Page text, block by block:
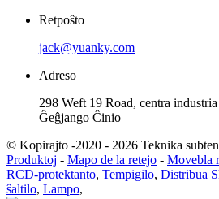
Retpoŝto
jack@yuanky.com
Adreso
298 Weft 19 Road, centra
Ĝeĝjango Ĉinio
© Kopirajto -2020 - 2026 Teknika
Produktoj - Mapo de la retejo - Movebla
RCD-protektanto, Tempigilo, Distribua
ŝaltilo, Lampo,